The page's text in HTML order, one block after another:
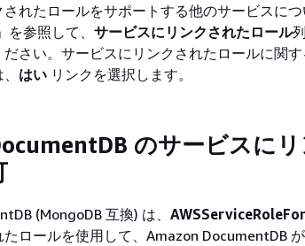
れたロールをサポートする他のサービスに
を参照して、 サービスにリンクされたロール
さい。サービスにリンクされたロールに関
はい リンクを選択します。
のサービスに
(MongoDB 互換) は、
ロールを使用して、Amazon DocumentDB